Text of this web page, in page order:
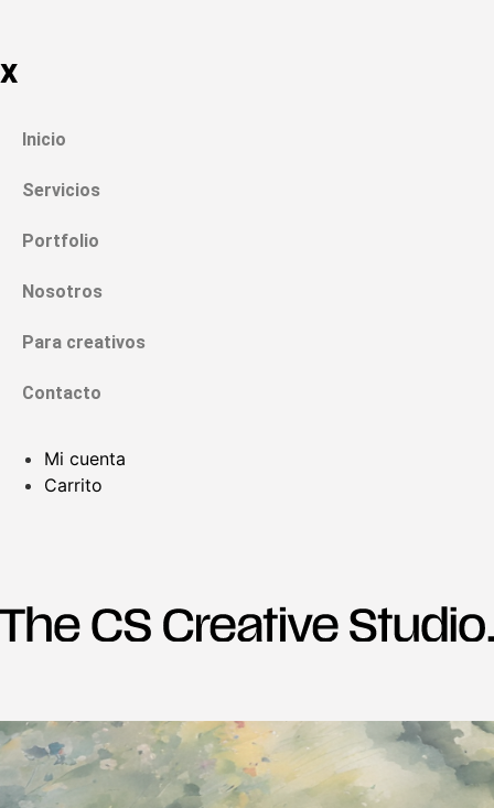
x
Inicio
Servicios
Portfolio
Nosotros
Para creativos
Contacto
Mi cuenta
Carrito